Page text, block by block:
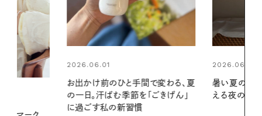
2026.06.01
暑い夏のナイトルーティン。私を整
える夜の爽やかご褒美ケア
2026.06.01
真夏に向け
やりジェルと